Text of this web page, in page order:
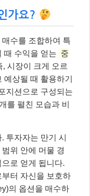
가요?
수를 조합하여 특
때 수익을 얻는 중
시장이 크게 오르
상될 때 활용하기
지션으로 구성되는
를 펼친 모습과 비
투자자는 만기 시
위 안에 머물 경
로 얻게 됩니다.
터 자신을 보호하
의 옵션을 매수하